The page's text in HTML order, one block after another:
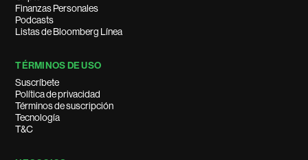
Finanzas Personales
Podcasts
Listas de Bloomberg Línea
TÉRMINOS DE USO
Suscríbete
Política de privacidad
Términos de suscripción
Tecnología
T&C